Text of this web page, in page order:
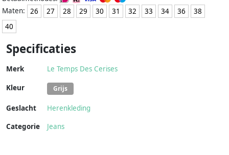
Maten:
26 27 28 29 30 31 32 33 34 36
38
40
Specificaties
Merk Le Temps Des Cerises
Kleur Grijs
Geslacht
Herenkleding
Categorie
Jeans